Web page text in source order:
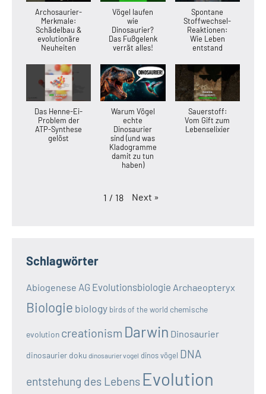
Archosaurier-
Merkmale:
Schädelbau &
evolutionäre
Neuheiten
Vögel laufen
wie
Dinosaurier?
Das Fußgelenk
verrät alles!
Spontane
Stoffwechsel-
Reaktionen:
Wie Leben
entstand
Das Henne-Ei-
Problem der
ATP-Synthese
gelöst
Warum Vögel
echte
Dinosaurier
sind (und was
Kladogramme
damit zu tun
haben)
Sauerstoff:
Vom Gift zum
Lebenselixier
1 / 18 Next »
Schlagwörter
Abiogenese AG Evolutionsbiologie Archaeopteryx
Biologie biology birds of the world chemische
evolution creationism Darwin Dinosaurier
dinosaurier doku dinosaurier vogel dinos vögel DNA
entstehung des Lebens Evolution